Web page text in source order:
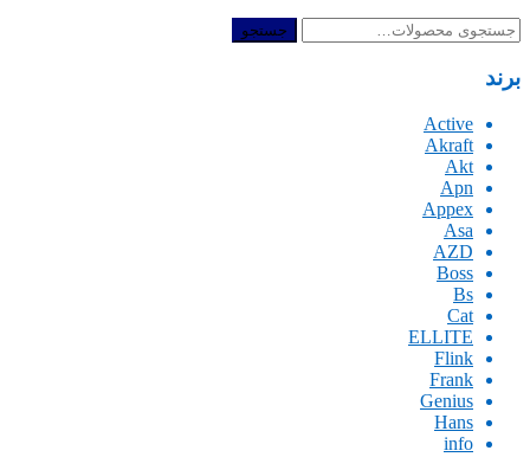
جستجو
جستجو
برند
Active
Akraft
Akt
Apn
Appex
Asa
AZD
Boss
Bs
Cat
ELLITE
Flink
Frank
Genius
Hans
info